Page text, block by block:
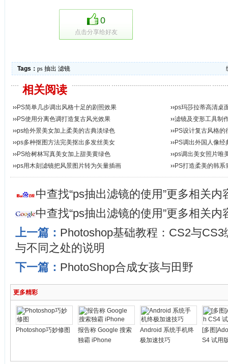
0
点击分享给好友
Tags： ps 抽出 滤镜
相关阅读
››PS简单几步调出风格十足的剧照效果 ››ps玛莎拉蒂高清桌
››PS使用分离色调打造复古风光效果 ››滤镜及变形工具制
››ps给外景美女加上柔美的古典淡绿色 ››PS设计复古风格的
››ps多种抠图方法完美抠出多发丝美女 ››PS调出外国人像
››PS给树林写真美女加上甜美黄绿色 ››ps调出美女照片唯
››ps用木刻滤镜把风景图片转为矢量插画 ››PS打造柔美的韩系
中查找“ps抽出滤镜的使用”更多相关内
中查找“ps抽出滤镜的使用”更多相关内
上一篇： Photoshop基础教程：CS2与
与不同之处的说明
下一篇： PhotoShop合成女孩与田野
更多精彩
Photoshop巧妙修图
报告称 Google 搜索
独霸 iPhone
Android 系统手机终
极加速技巧
[多图
S4 试用